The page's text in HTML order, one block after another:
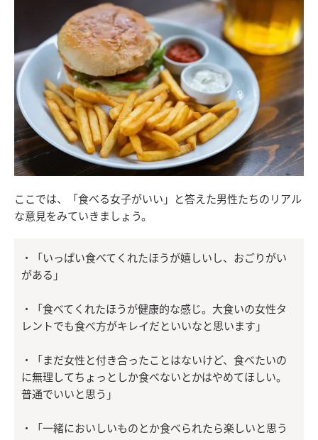
ここでは、「食べる女子がいい」と答えた男性たちのリアル
な意見をみていきましょう。
・「いっぱい食べてくれたほうが嬉しいし、おごりがい
がある」
・「食べてくれたほうが健康的な感じ。大食いの女性タ
レントでも食べ方がキレイだといいなと思います」
・「まだ女性と付き合ったことはないけど、食べたいの
に無理してちょっとしか食べないとかはやめてほしい。
普通でいいと思う」
・「一緒においしいものとか食べられたら楽しいと思う